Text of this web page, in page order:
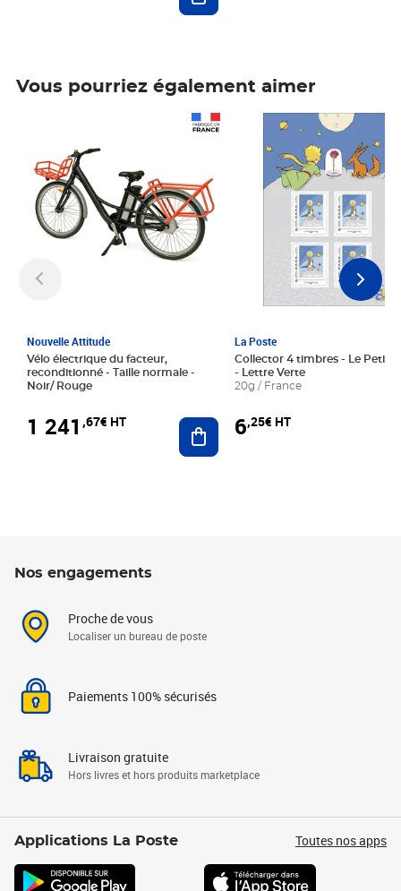
Vous pourriez également aimer
Nouvelle Attitude
Vélo électrique du facteur,
reconditionné - Taille normale -
Noir/ Rouge
1 241 ,67€ HT Ajouter au panier
La Poste
Collector 4 timbres - Le Petit
- Lettre Verte
20g / France
6,25€ HT
Prix 6,25€ HT
Nos engagements
Proche de vous
Localiser un bureau de poste
Paiements 100% sécurisés
Livraison gratuite
Hors livres et hors produits marketplace
Applications La Poste Toutes nos apps